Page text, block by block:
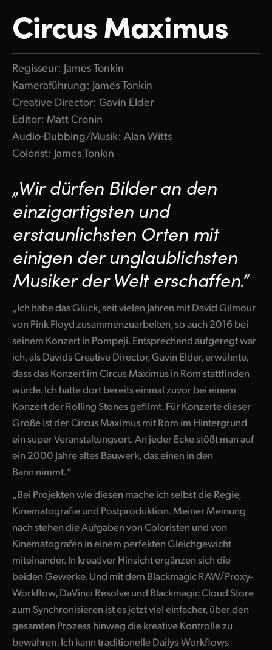
Circus Maximus
Regisseur: James Tonkin
Kameraführung: James Tonkin
Creative Director: Gavin Elder
Editor: Matt Cronin
Audio-Dubbing/Musik: Alan Witts
Colorist: James Tonkin
„Wir dürfen Bilder an den
einzigartigsten und
erstaunlichsten Orten mit
einigen der unglaublichsten
Musiker der Welt erschaffen.“
„Ich habe das Glück, seit vielen Jahren mit David Gilmour
von Pink Floyd zusammenzuarbeiten, so auch 2016 bei
seinem Konzert in Pompeji. Entsprechend aufgeregt war
ich, als Davids Creative Director, Gavin Elder, erwähnte,
dass das Konzert im Circus Maximus in Rom stattfinden
würde. Ich hatte dort bereits einmal zuvor bei einem
Konzert der Rolling Stones gefilmt. Für Konzerte dieser
Größe ist der Circus Maximus mit Rom im Hintergrund
ein super Veranstaltungsort. An jeder Ecke stößt man auf
ein 2000 Jahre altes Bauwerk, das einen in den
Bann nimmt.“
„Bei Projekten wie diesen mache ich selbst die Regie,
Kinematografie und Postproduktion. Meiner Meinung
nach stehen die Aufgaben von Coloristen und von
Kinematografen in einem perfekten Gleichgewicht
miteinander. In kreativer Hinsicht ergänzen sich die
beiden Gewerke. Und mit dem Blackmagic RAW/Proxy-
Workflow, DaVinci Resolve und Blackmagic Cloud Store
zum Synchronisieren ist es jetzt viel einfacher, über den
gesamten Prozess hinweg die kreative Kontrolle zu
bewahren. Ich kann traditionelle Dailys-Workflows